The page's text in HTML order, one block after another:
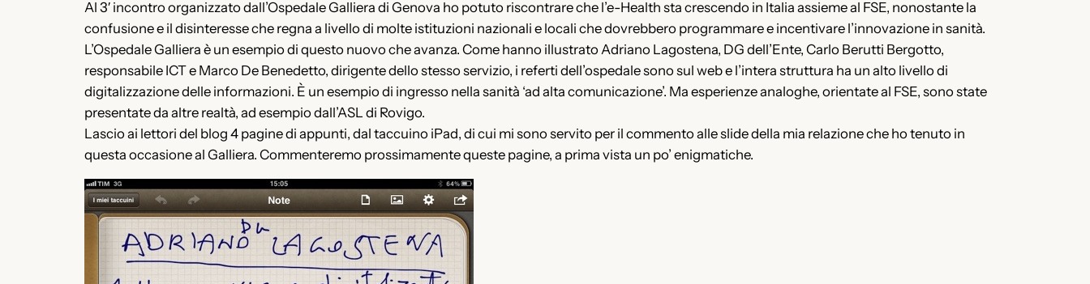
Al 3′ incontro organizzato dall’Ospedale Galliera di Genova ho potuto riscontrare che l’e-Health sta crescendo in Italia assieme al FSE, nonostante la
confusione e il disinteresse che regna a livello di molte istituzioni nazionali e locali che dovrebbero programmare e incentivare l’innovazione in sanità.
L’Ospedale Galliera è un esempio di questo nuovo che avanza. Come hanno illustrato Adriano Lagostena, DG dell’Ente, Carlo Berutti Bergotto,
responsabile ICT e Marco De Benedetto, dirigente dello stesso servizio, i referti dell’ospedale sono sul web e l’intera struttura ha un alto livello di
digitalizzazione delle informazioni. È un esempio di ingresso nella sanità ‘ad alta comunicazione’. Ma esperienze analoghe, orientate al FSE, sono state
presentate da altre realtà, ad esempio dall’ASL di Rovigo.
Lascio ai lettori del blog 4 pagine di appunti, dal taccuino iPad, di cui mi sono servito per il commento alle slide della mia relazione che ho tenuto in
questa occasione al Galliera. Commenteremo prossimamente queste pagine, a prima vista un po’ enigmatiche.